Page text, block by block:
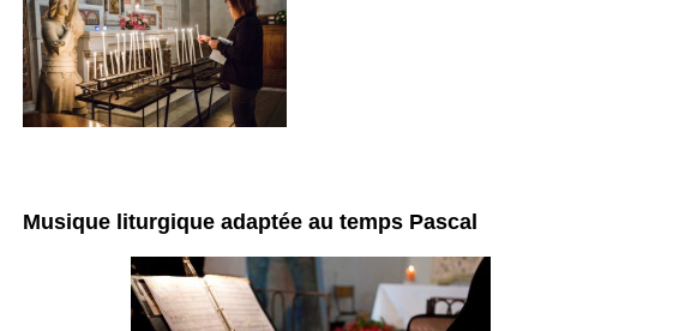
Musique liturgique adaptée au temps Pascal